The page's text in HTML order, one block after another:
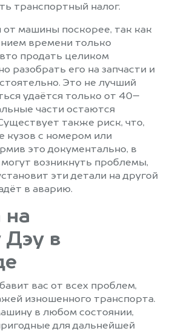
транспортный налог.
от машины поскорее, так как
времени только
продать целиком
разобрать его на запчасти и
Это не лучший
удаётся только от 40–
части остаются
также риск, что,
кузов с номером или
это документально, в
возникнуть проблемы,
эти детали на другой
в аварию.
на
Дэу в
вас от всех проблем,
изношенного транспорта.
в любом состоянии,
для дальнейшей